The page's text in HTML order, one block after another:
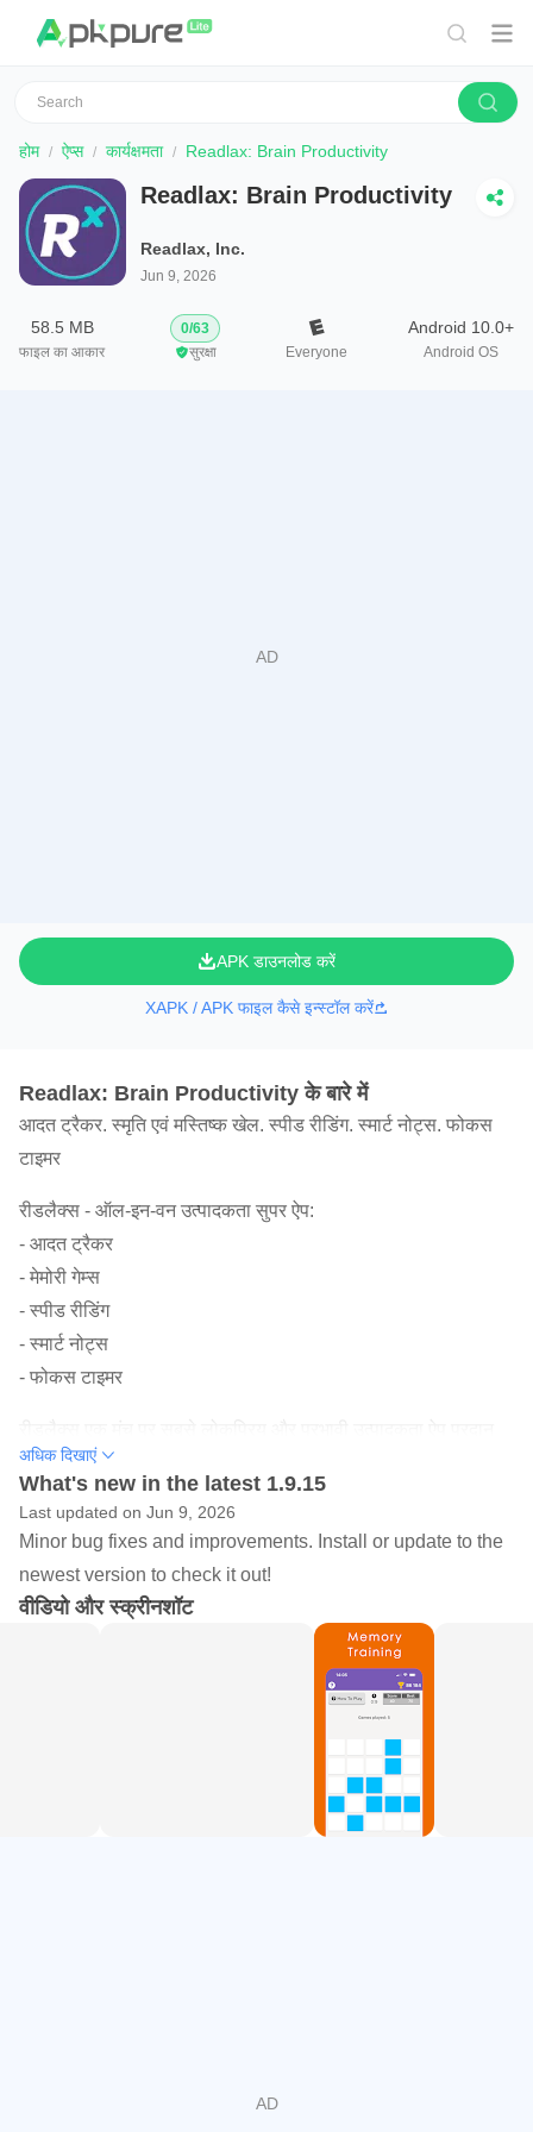
होम ऐप्स कार्यक्षमता Readlax: Brain Productivity
Readlax: Brain Productivity
Readlax, Inc.
Jun 9, 2026
58.5 MB
फाइल का आकार
0/63
सुरक्षा
Everyone
Android 10.0+
Android OS
APK डाउनलोड करें
XAPK / APK फाइल कैसे इन्स्टॉल करें
Readlax: Brain Productivity के बारे में
आदत ट्रैकर. स्मृति एवं मस्तिष्क खेल. स्पीड रीडिंग. स्मार्ट नोट्स. फोकस
टाइमर
रीडलैक्स - ऑल-इन-वन उत्पादकता सुपर ऐप:
- आदत ट्रैकर
- मेमोरी गेम्स
- स्पीड रीडिंग
- स्मार्ट नोट्स
- फोकस टाइमर
करता है: दैनिक आदत ट्रैकर, मेमोरी गेम, स्पीड रीडिंग, फोकस और
एकाग्रता, और नोट लेना।
आदत ट्रैकर एक उपकरण है जिसे आपकी दैनिक आदतों या दिनचर्या की
निगरानी और निर्माण में मदद करने के लिए डिज़ाइन किया गया है।
मेमोरी गेम स्मृति कौशल को चुनौती देने और बेहतर बनाने के लिए डिज़ाइन
किए गए गेम हैं। सबसे लोकप्रिय रीडलैक्स मेमोरी गेम: "मेमोरी ग्रिड",
स्पीड रीडिंग एक ऐसी तकनीक है जिसे लोगों को सामान्य से अधिक तेजी से
सबवोकलाइज़ेशन को कम करना और परिधीय दृष्टि का विस्तार करना शामिल
अधिक दिखाएं
What's new in the latest 1.9.15
Last updated on Jun 9, 2026
Minor bug fixes and improvements. Install or update to the
newest version to check it out!
वीडियो और स्क्रीनशॉट